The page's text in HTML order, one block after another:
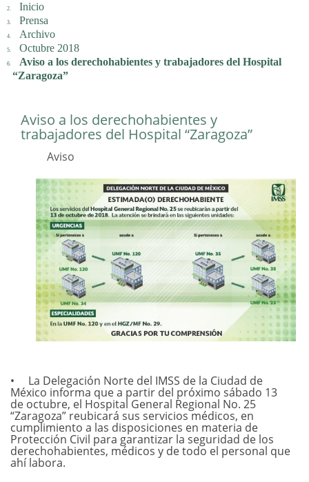
Inicio
Prensa
Archivo
Octubre 2018
Aviso a los derechohabientes y trabajadores del Hospital
“Zaragoza”
Aviso a los derechohabientes y
trabajadores del Hospital “Zaragoza”
Aviso
La Delegación Norte del IMSS de la Ciudad de
México informa que a partir del próximo sábado 13
de octubre, el Hospital General Regional No. 25
“Zaragoza” reubicará sus servicios médicos, en
cumplimiento a las disposiciones en materia de
Protección Civil para garantizar la seguridad de los
derechohabientes, médicos y de todo el personal que
ahí labora.